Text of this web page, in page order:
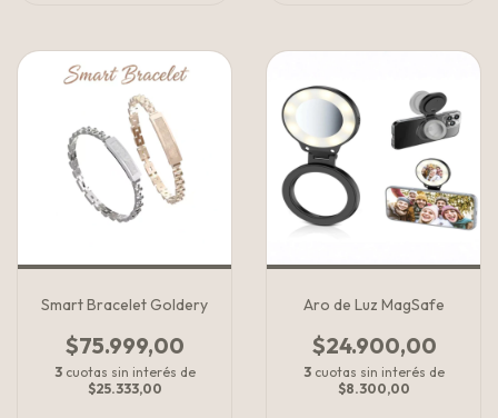
Smart Bracelet Goldery
$75.999,00
3 cuotas sin interés de
$25.333,00
Aro de Luz MagSafe
$24.900,00
3 cuotas sin interés de
$8.300,00